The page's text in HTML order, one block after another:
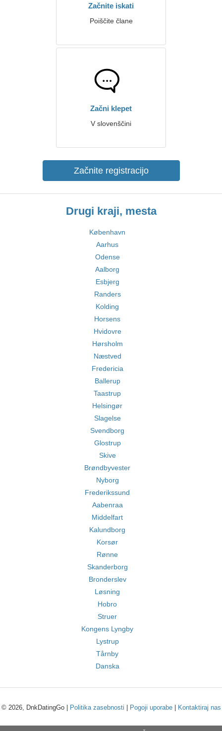
Začnite iskati
Poiščite člane
Začni klepet
V slovenščini
Začnite registracijo
Drugi kraji, mesta
København
Aarhus
Odense
Aalborg
Esbjerg
Randers
Kolding
Horsens
Hvidovre
Hørsholm
Næstved
Fredericia
Ballerup
Taastrup
Helsingør
Slagelse
Svendborg
Glostrup
Skive
Brøndbyvester
Nyborg
Frederikssund
Aabenraa
Middelfart
Kalundborg
Korsør
Rønne
Skanderborg
Bronderslev
Løsning
Hobro
Struer
Kongens Lyngby
Lystrup
Tårnby
Danska
© 2026, DnkDatingGo | Politika zasebnosti Pogoji uporabe| Kontaktiraj nas